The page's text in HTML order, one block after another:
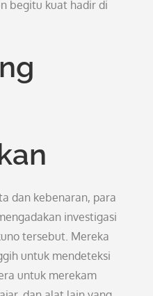
begitu kuat hadir di
dan kebenaran, para
investigasi
tersebut. Mereka
untuk mendeteksi
untuk merekam